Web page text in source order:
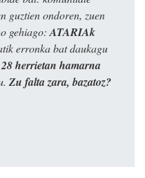
guztien ondoren, zuen
gehiago: ATARIAk
erronka bat daukagu
herrietan hamarna
Zu falta zara, bazatoz?